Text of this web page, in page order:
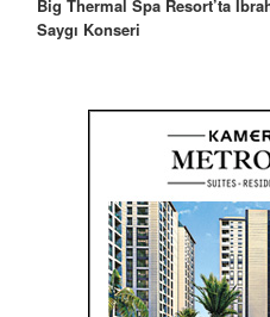
Big Thermal Spa Resort’ta
Saygı Konseri